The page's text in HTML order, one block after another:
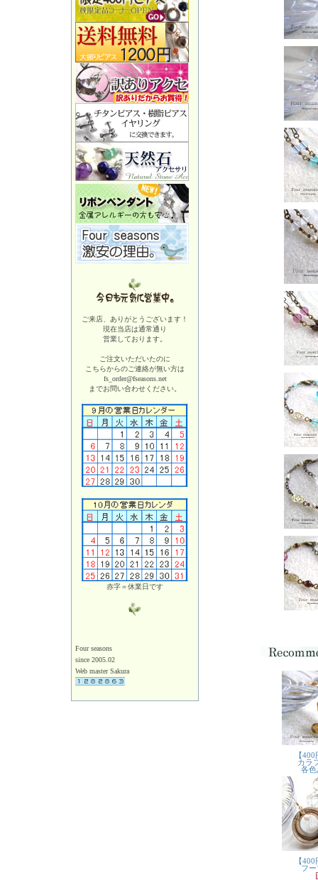
ご来店、ありがとうございます！
現在当店は通常通り
営業しております。
ご注文いただいたのに
こちらからのご連絡が無い方は
fs_order@fseasons.net
までお問い合わせください。
赤字＝休業日です
Four seasons
since 2005.02
Web master Sakura